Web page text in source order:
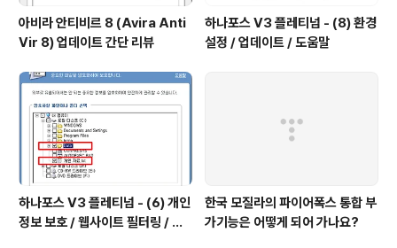
아비라 안티비르 8 (Avira Anti
Vir 8) 업데이트 간단 리뷰
하나포스 V3 플레티넘 - (8) 환경
설정 / 업데이트 / 도움말
하나포스 V3 플레티넘 - (6) 개인
정보 보호 / 웹사이트 필터링 / 파
한국 모질라의 파이어폭스 통합 부
가기능은 어떻게 되어 가나요?